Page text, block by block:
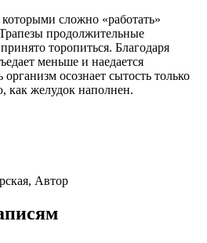
сложно «работать»
продолжительные
торопиться. Благодаря
меньше и наедается
осознает сытость только
как желудок наполнен.
Автор